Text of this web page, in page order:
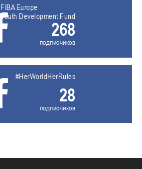
FIBA Europe
Youth Development Fund
268
подписчиков
#HerWorldHerRules
28
подписчиков